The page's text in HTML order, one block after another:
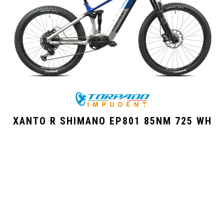
XANTO R SHIMANO EP801 85NM 725 WH